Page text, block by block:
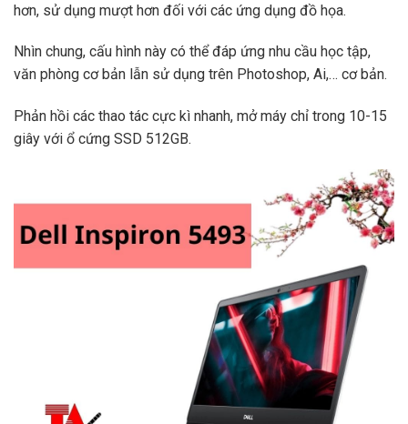
hơn, sử dụng mượt hơn đối với các ứng dụng đồ họa.
Nhìn chung, cấu hình này có thể đáp ứng nhu cầu học tập,
văn phòng cơ bản lẫn sử dụng trên Photoshop, Ai,… cơ bản.
Phản hồi các thao tác cực kì nhanh, mở máy chỉ trong 10-15
giây với ổ cứng SSD 512GB.